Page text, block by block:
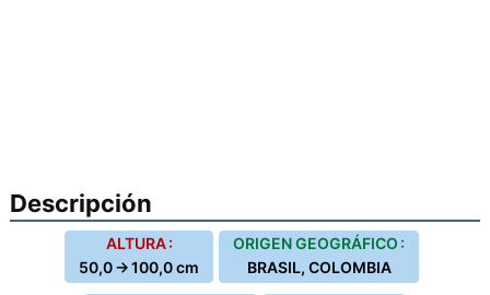
Descripción
ALTURA :
50,0 → 100,0 cm
ORIGEN GEOGRÁFICO :
BRASIL, COLOMBIA